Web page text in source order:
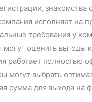
знакомства
исполняет на
требования у
могут оценить выгоды
работает полностью
могут выбрать
сумма для выхода на